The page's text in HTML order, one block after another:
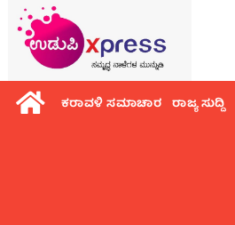
ಕರಾವಳಿ ಸಮಾಚಾರ ರಾಜ್ಯ ಸುದ್ದಿ